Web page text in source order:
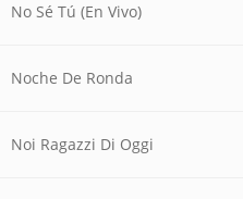
No Sé Tú (En Vivo)
Noche De Ronda
Noi Ragazzi Di Oggi